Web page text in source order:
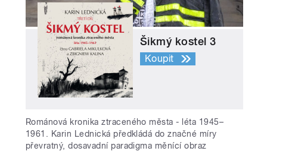
Šikmý kostel 3
Koupit
Románová kronika ztraceného města - léta 1945–
1961. Karin Lednická předkládá do značné míry
převratný, dosavadní paradigma měnící obraz